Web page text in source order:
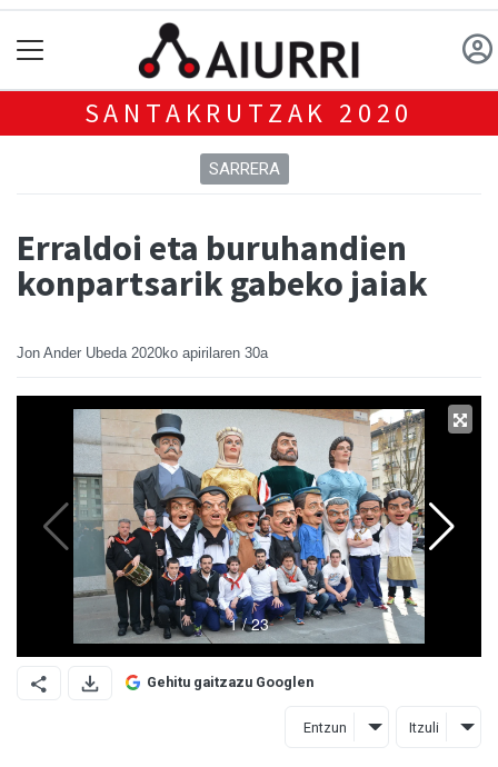
SANTAKRUTZAK 2020
SARRERA
Erraldoi eta buruhandien
konpartsarik gabeko jaiak
Jon Ander Ubeda 2020ko apirilaren 30a
Gehitu gaitzazu Googlen
Entzun Itzuli